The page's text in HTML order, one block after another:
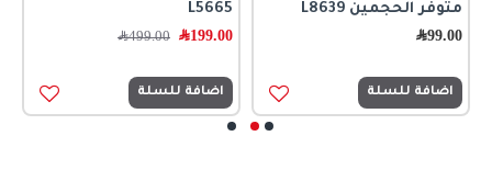
متوفر الحجمين L8639
99.00﷼
اضافة للسلة
L5665
199.00﷼ 499.00﷼
اضافة للسلة